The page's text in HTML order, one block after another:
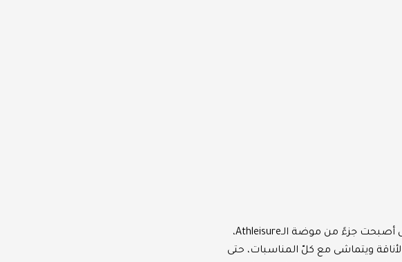
من المعلوم، أنّ الملابس الرياضية لم تعد حكراً على الرياضة فقط، بل أصبحت جزءً من موضة الـAthleisure،
ويتماشى مع كلّ المناسبات، حتى